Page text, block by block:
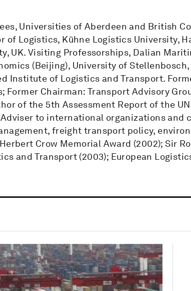
Universities of Aberdeen and British
of Logistics, Kühne Logistics University,
UK. Visiting Professorships, Dalian
(Beijing), University of
Institute of Logistics and Transport.
Former Chairman: Transport Advisory
of the 5th Assessment Report of the
Adviser to international organizations
freight transport policy,
Crow Memorial Award (2002); Sir
and Transport (2003); European